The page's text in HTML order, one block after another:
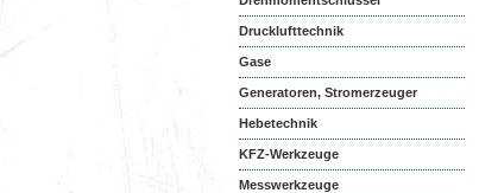
Drucklufttechnik
Gase
Generatoren, Stromerzeuger
Hebetechnik
KFZ-Werkzeuge
Messwerkzeuge